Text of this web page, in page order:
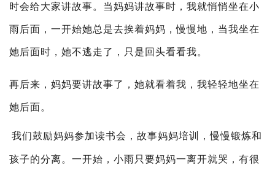
时会给大家讲故事。当妈妈讲故事时，我就悄悄坐在小
雨后面，一开始她总是去挨着妈妈，慢慢地，当我坐在
她后面时，她不逃走了，只是回头看看我。
再后来，妈妈要讲故事了，她就看着我，我轻轻地坐在
她后面。
我们鼓励妈妈参加读书会，故事妈妈培训，慢慢锻炼和
孩子的分离。一开始，小雨只要妈妈一离开就哭，有很